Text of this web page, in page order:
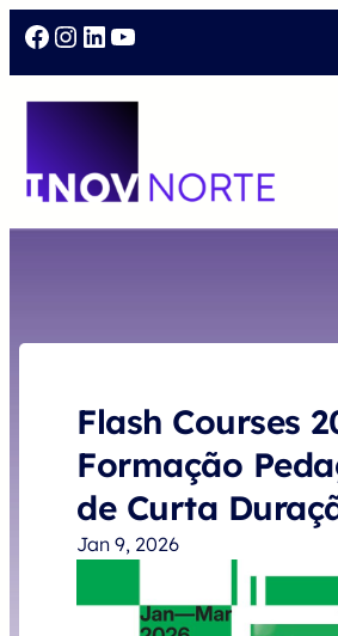
Facebook Instagram LinkedIn YouTube
Flash Courses
Formação
de Curta
Jan 9, 2026